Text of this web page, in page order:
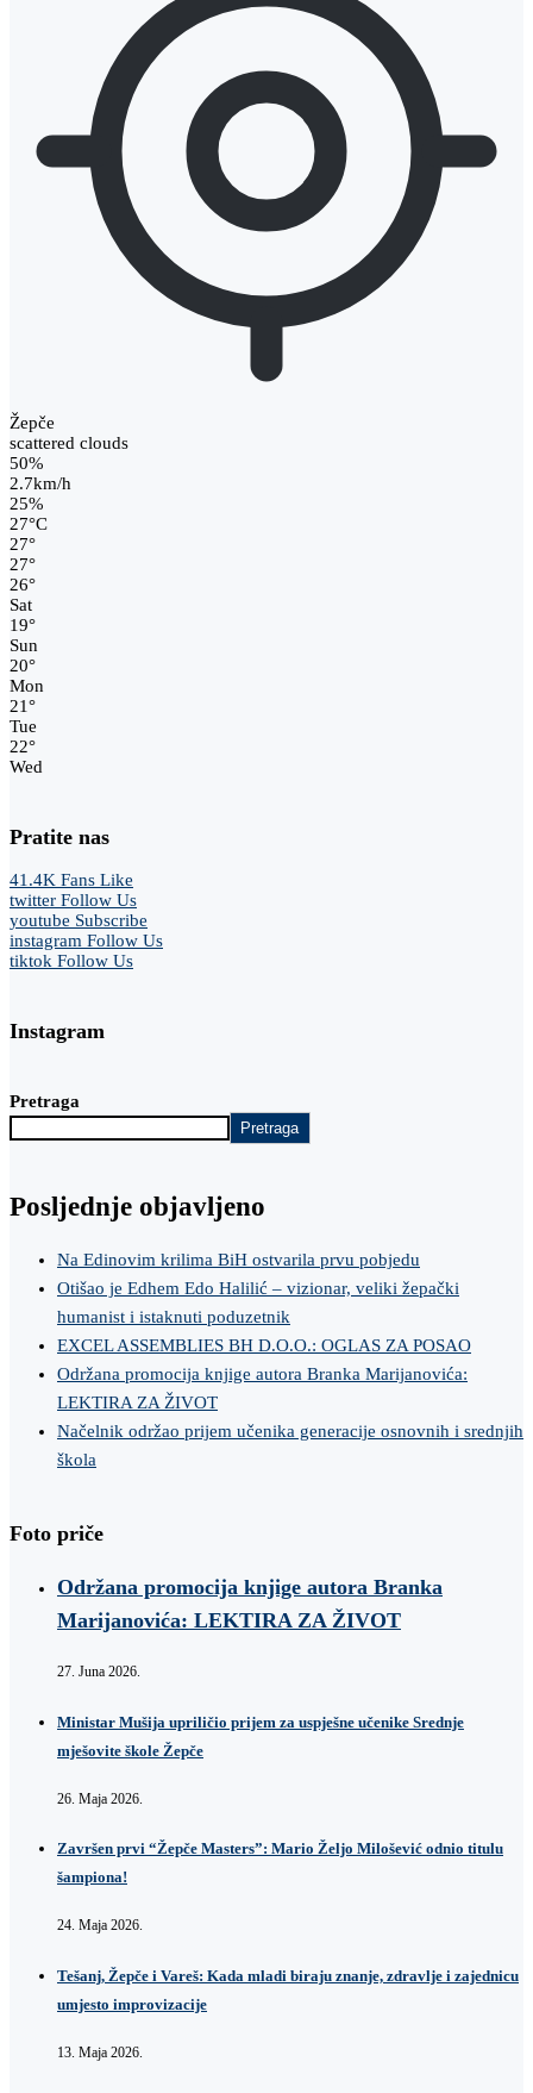
Žepče
scattered clouds
50%
2.7km/h
25%
27°C
27°
27°
26°
Sat
19°
Sun
20°
Mon
21°
Tue
22°
Wed
Pratite nas
41.4K Fans Like
twitter Follow Us
youtube Subscribe
instagram Follow Us
tiktok Follow Us
Instagram
Pretraga
Pretraga
Posljednje objavljeno
Na Edinovim krilima BiH ostvarila prvu pobjedu
Otišao je Edhem Edo Halilić – vizionar, veliki žepački
humanist i istaknuti poduzetnik
EXCEL ASSEMBLIES BH D.O.O.: OGLAS ZA POSAO
Održana promocija knjige autora Branka Marijanovića:
LEKTIRA ZA ŽIVOT
Načelnik održao prijem učenika generacije osnovnih i srednjih
škola
Foto priče
Održana promocija knjige autora Branka
Marijanovića: LEKTIRA ZA ŽIVOT
27. Juna 2026.
Ministar Mušija upriličio prijem za uspješne učenike Srednje
mješovite škole Žepče
26. Maja 2026.
Završen prvi “Žepče Masters”: Mario Željo Milošević odnio titulu
šampiona!
24. Maja 2026.
Tešanj, Žepče i Vareš: Kada mladi biraju znanje, zdravlje i zajednicu
umjesto improvizacije
13. Maja 2026.